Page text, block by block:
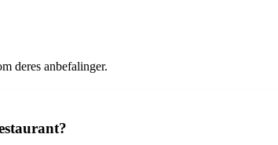
deres anbefalinger.